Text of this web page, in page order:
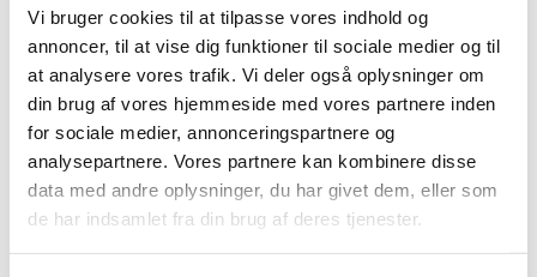
Vi bruger cookies til at tilpasse vores indhold og
annoncer, til at vise dig funktioner til sociale medier og til
at analysere vores trafik. Vi deler også oplysninger om
din brug af vores hjemmeside med vores partnere inden
for sociale medier, annonceringspartnere og
analysepartnere. Vores partnere kan kombinere disse
data med andre oplysninger, du har givet dem, eller som
de har indsamlet fra din brug af deres tjenester.
Behandlingsformen går overordnet ud på at
finde gamle ubalancer, kriser og traumer, der i
din nutid forårsager energitab i dit system -
som enten påvirker dig fysisk, psykisk eller
begge dele.
Ved at finde årsagen - og såvel psykologisk,